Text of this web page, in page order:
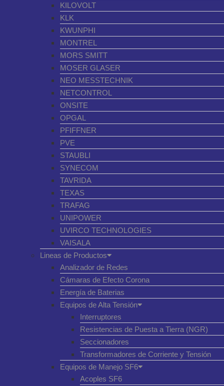
KILOVOLT
KLK
KWUNPHI
MONTREL
MORS SMITT
MOSER GLASER
NEO MESSTECHNIK
NETCONTROL
ONSITE
OPGAL
PFIFFNER
PVE
STAUBLI
SYNECOM
TAVRIDA
TEXAS
TRAFAG
UNIPOWER
UVIRCO TECHNOLOGIES
VAISALA
Lineas de Productos
Analizador de Redes
Cámaras de Efecto Corona
Energía de Baterias
Equipos de Alta Tensión
Interruptores
Resistencias de Puesta a Tierra (NGR)
Seccionadores
Transformadores de Corriente y Tensión
Equipos de Manejo SF6
Acoples SF6